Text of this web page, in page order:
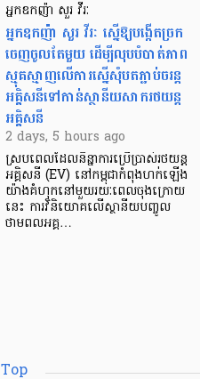
អ្នកឧកញ៉ា សួរ វីរៈ
អ្នកឧកញ៉ា សួរ វីរៈ ស្នើឱ្យបង្កើតច្រក
ចេញចូលតែមួយ ដើម្បីលុបបំបាត់ភាព
ស្មុគស្មាញលើការស្នើសុំបតភ្ជាប់ចរន្ត
អគ្គិសនីទៅកាន់ស្ថានីយសាករថយន្ត
អគ្គិសនី
2 days, 5 hours ago
ស្របពេលដែលនិន្នាការប្រើប្រាស់រថយន្ត
អគ្គិសនី (EV) នៅកម្ពុជាកំពុងហក់ឡើង
យ៉ាងគំហុកនៅមួយរយៈពេលចុងក្រោយ
នេះ ការវិនិយោគលើស្ថានីយបញ្ចូល
ថាមពលអគ្គ…
Top